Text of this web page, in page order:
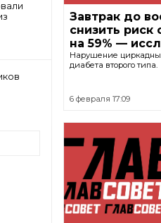
Завтрак до
снизить риск
на 59% —
Нарушение
диабета второго типа.
6 февраля 17:09